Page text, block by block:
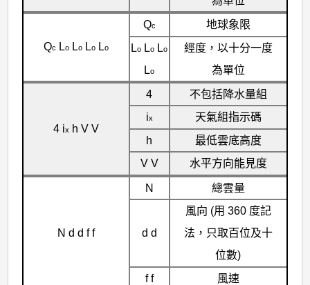
Qc LoLoLoLo
Qc
地球象限
Lo Lo Lo
Lo
經度，以十分一度
為單位
4 ix h V V
4
不包括降水量組
ix
天氣組指示碼
h
最低雲底高度
V V
水平方向能見度
N d d f f
N 總雲量
d d
風向 (用 360 度記
法，只取百位及十
位數)
f f
風速